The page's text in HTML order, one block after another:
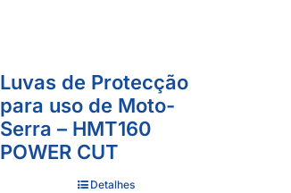
Luvas de Protecção
para uso de Moto-
Serra – HMT160
POWER CUT
Detalhes